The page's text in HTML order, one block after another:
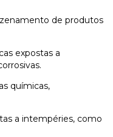
de produtos
expostas a
químicas,
a intempéries, como